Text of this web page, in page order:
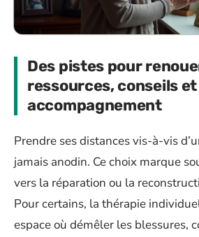
Des pistes pour
ressources, conseils et
accompagnement
Prendre ses distances vis-à-vis
jamais anodin. Ce choix marque
vers la réparation ou la
Pour certains, la thérapie
espace où démêler les blessures,